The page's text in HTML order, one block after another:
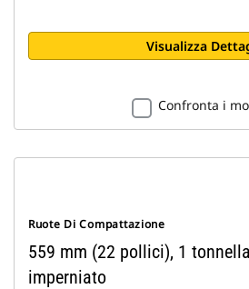
Visualizza
Confronta i
Ruote Di Compattazione
559 mm (22 pollici), 1
imperniato